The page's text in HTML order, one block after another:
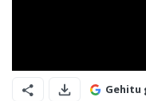
Gehitu